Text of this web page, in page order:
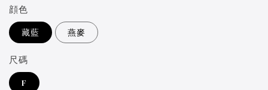
顔色
藏藍 燕麥
尺碼
F